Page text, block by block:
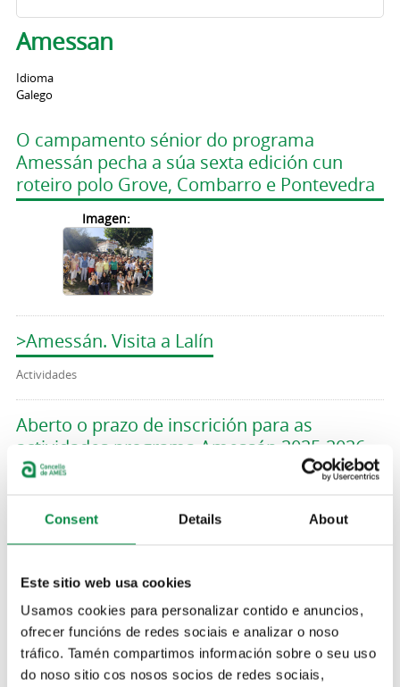
Consent Details About
Este sitio web usa cookies
Usamos cookies para personalizar contido e anuncios,
ofrecer funcións de redes sociais e analizar o noso
tráfico. Tamén compartimos información sobre o seu uso
do noso sitio cos nosos socios de redes sociais,
Amessan
Idioma
Galego
O campamento sénior do programa
Amessán pecha a súa sexta edición cun
roteiro polo Grove, Combarro e Pontevedra
Imagen:
>Amessán. Visita a Lalín
Actividades
Aberto o prazo de inscrición para as
actividades programa Amessán 2025-2026
Comeza un novo curso do programa
Amessán, que presenta unha ampla
variedade de actividades para os vindeiros
meses